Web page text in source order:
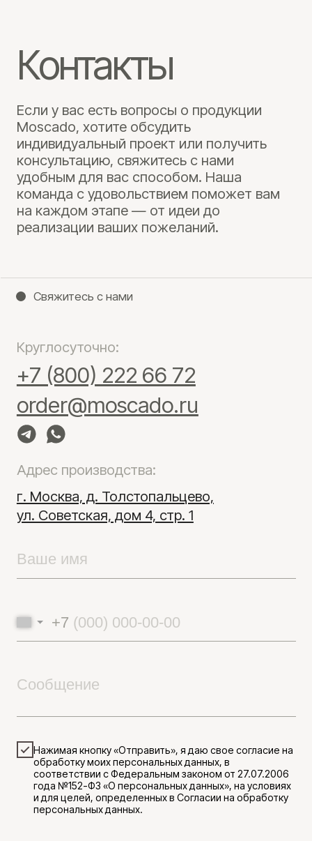
+7
Нажимая кнопку «Отправить», я даю свое согласие на
обработку моих персональных данных, в
года №152-ФЗ «О персональных данных», на условиях
и для целей, определенных в Согласии на обработку
персональных данных.
Отправить
Moscado